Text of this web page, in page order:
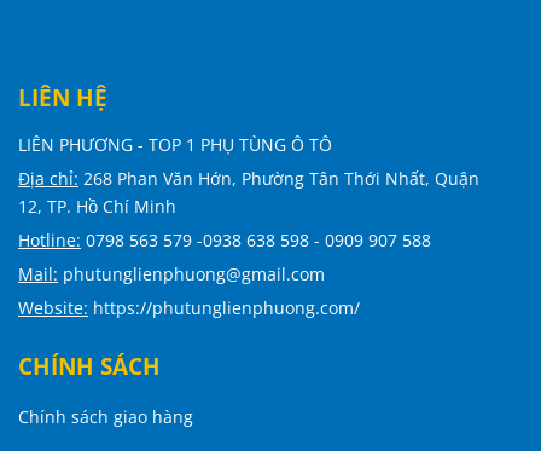
LIÊN HỆ
LIÊN PHƯƠNG - TOP 1 PHỤ TÙNG Ô TÔ
Địa chỉ: 268 Phan Văn Hớn, Phường Tân Thới Nhất, Quận
12, TP. Hồ Chí Minh
Hotline: 0798 563 579 -0938 638 598 - 0909 907 588
Mail: phutunglienphuong@gmail.com
Website: https://phutunglienphuong.com/
CHÍNH SÁCH
Chính sách giao hàng